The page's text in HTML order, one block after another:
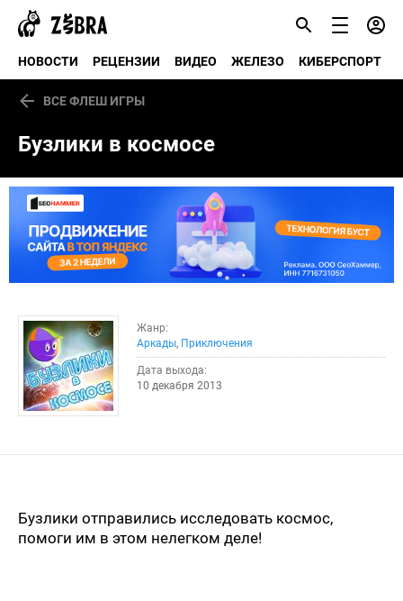
НОВОСТИ РЕЦЕНЗИИ ВИДЕО ЖЕЛЕЗО КИБЕРСПОРТ
ВСЕ ФЛЕШ ИГРЫ
Бузлики в космосе
Жанр:
Аркады, Приключения
Дата выхода:
10 декабря 2013
Бузлики отправились исследовать космос,
помоги им в этом нелегком деле!